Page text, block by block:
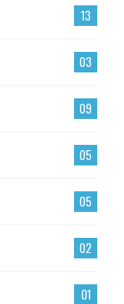
13
03
09
05
05
02
01